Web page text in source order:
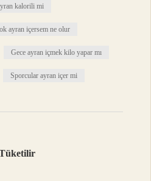
kalorili mi
ayran içersem ne olur
Gece ayran içmek kilo yapar mı
Sporcular ayran içer mi